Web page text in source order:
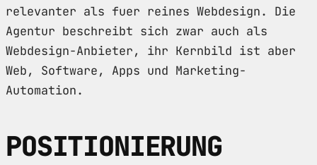
relevanter als fuer reines Webdesign. Die
Agentur beschreibt sich zwar auch als
Webdesign-Anbieter, ihr Kernbild ist aber
Web, Software, Apps und Marketing-
Automation.
POSITIONIERUNG